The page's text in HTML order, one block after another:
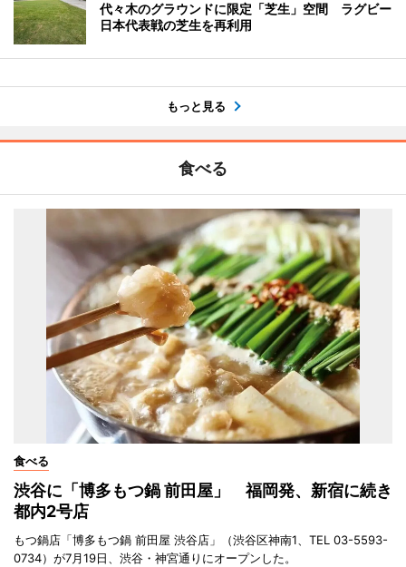
代々木のグラウンドに限定「芝生」空間 ラグビー
日本代表戦の芝生を再利用
もっと見る
食べる
食べる
渋谷に「博多もつ鍋 前田屋」 福岡発、新宿に続き
都内2号店
もつ鍋店「博多もつ鍋 前田屋 渋谷店」（渋谷区神南1、TEL 03-5593-
0734）が7月19日、渋谷・神宮通りにオープンした。